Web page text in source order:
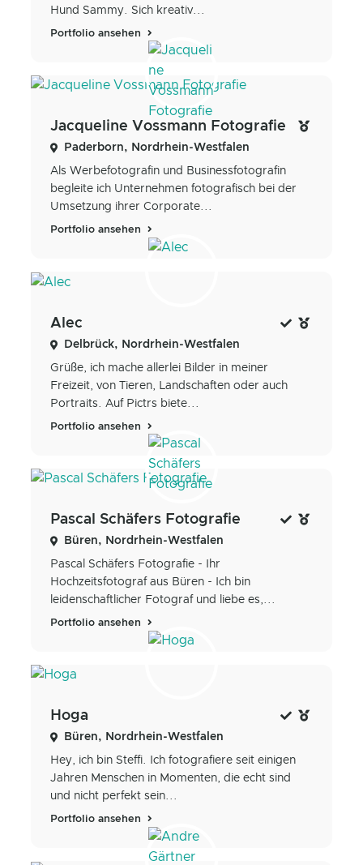
Hund Sammy. Sich kreativ...
Portfolio ansehen
Jacqueline Vossmann Fotografie
Paderborn, Nordrhein-Westfalen
Als Werbefotografin und Businessfotografin
begleite ich Unternehmen fotografisch bei der
Umsetzung ihrer Corporate...
Portfolio ansehen
Alec
Delbrück, Nordrhein-Westfalen
Grüße, ich mache allerlei Bilder in meiner
Freizeit, von Tieren, Landschaften oder auch
Portraits. Auf Pictrs biete...
Portfolio ansehen
Pascal Schäfers Fotografie
Büren, Nordrhein-Westfalen
Pascal Schäfers Fotografie - Ihr
Hochzeitsfotograf aus Büren - Ich bin
leidenschaftlicher Fotograf und liebe es,...
Portfolio ansehen
Hoga
Büren, Nordrhein-Westfalen
Hey, ich bin Steffi. Ich fotografiere seit einigen
Jahren Menschen in Momenten, die echt sind
und nicht perfekt sein...
Portfolio ansehen